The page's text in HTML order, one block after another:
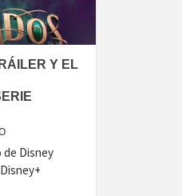
Y EL
de Disney